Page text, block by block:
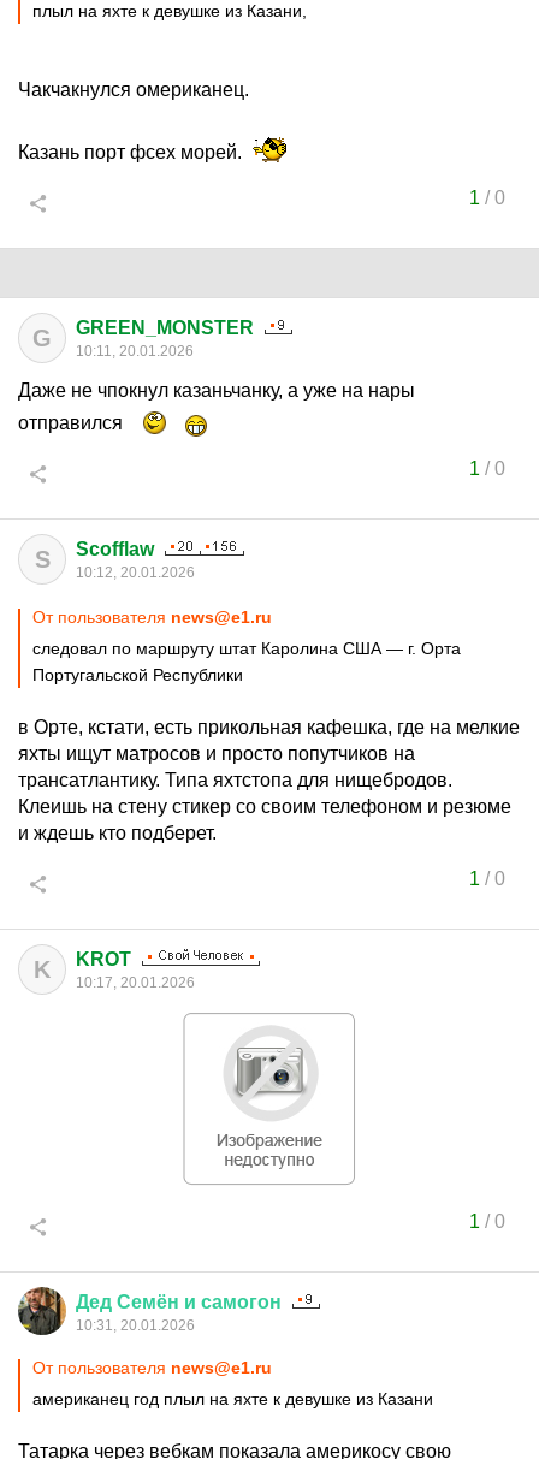
плыл на яхте к девушке из Казани,
Чакчакнулся омериканец.
Казань порт фсех морей.
1 /0
G GREEN_MONSTER
10:11, 20.01.2026
Даже не чпокнул казаньчанку, а уже на нары
отправился
1 /0
S Scofflaw
10:12, 20.01.2026
От пользователя news@e1.ru
следовал по маршруту штат Каролина США — г. Орта
Португальской Республики
в Орте, кстати, есть прикольная кафешка, где на мелкие
яхты ищут матросов и просто попутчиков на
трансатлантику. Типа яхтстопа для нищебродов.
Клеишь на стену стикер со своим телефоном и резюме
и ждешь кто подберет.
1 /0
K KROT
10:17, 20.01.2026
1 /0
Дед Семён и самогон
10:31, 20.01.2026
От пользователя news@e1.ru
американец год плыл на яхте к девушке из Казани
Татарка через вебкам показала америкосу свою